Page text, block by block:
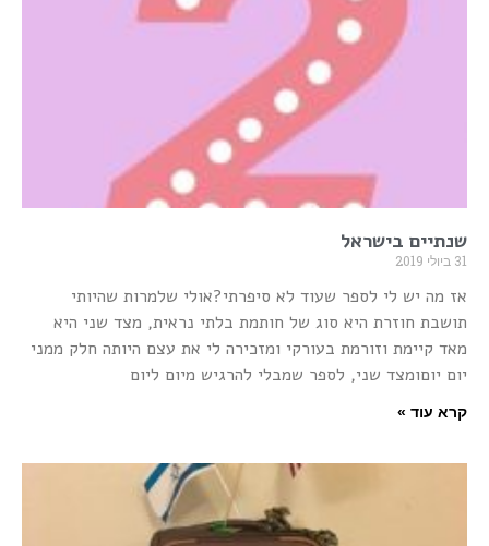
שנתיים בישראל
31 ביולי 2019
אז מה יש לי לספר שעוד לא סיפרתי?אולי שלמרות שהיותי
תושבת חוזרת היא סוג של חותמת בלתי נראית, מצד שני היא
מאד קיימת וזורמת בעורקי ומזכירה לי את עצם היותה חלק ממני
יום יוםומצד שני, לספר שמבלי להרגיש מיום ליום
קרא עוד »